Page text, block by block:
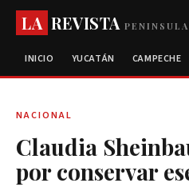
LA REVISTA
INICIO YUCATÁN CAMPECHE
NACIONAL
Claudia
por conservar